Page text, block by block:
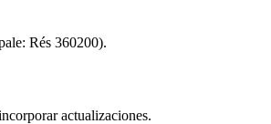
Rés 360200).
actualizaciones.